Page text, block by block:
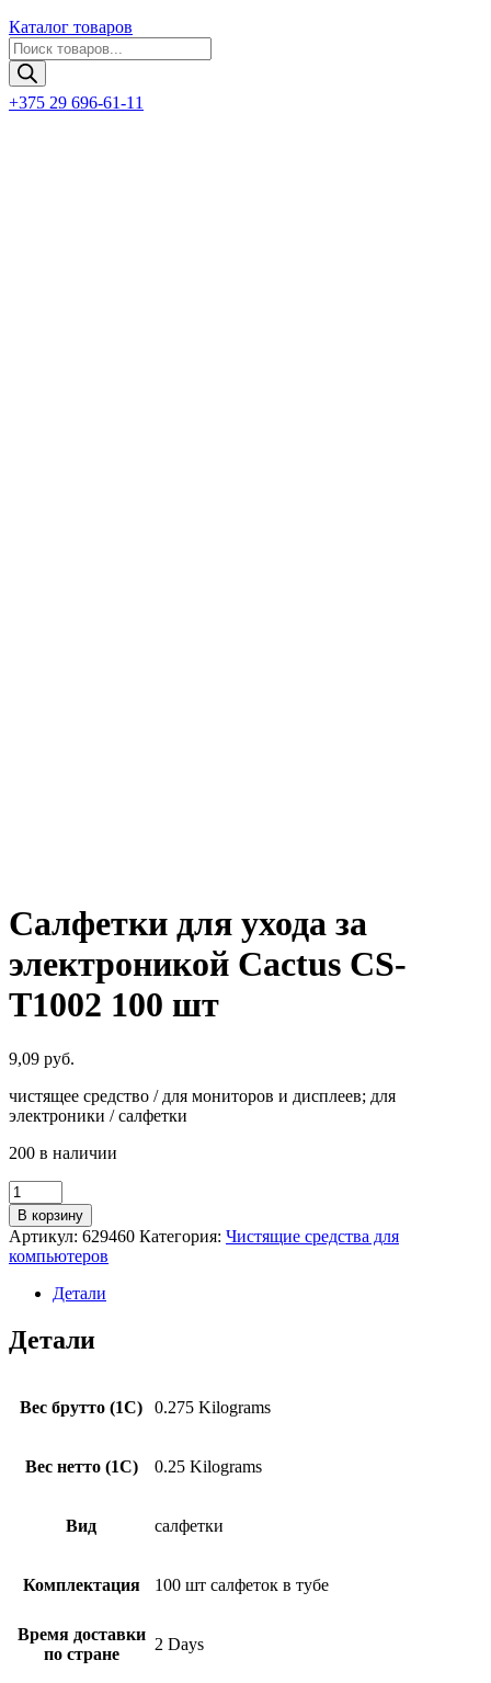
Каталог товаров
Поиск
товаров
+375 29 696-61-11
Салфетки для ухода за
электроникой Cactus CS-
T1002 100 шт
9,09 руб.
чистящее средство / для мониторов и дисплеев; для
электроники / салфетки
200 в наличии
Количество
товара
Салфетки
для
ухода
электроникой
Cactus
CS-
шт
В корзину
Артикул: 629460 Категория: Чистящие средства для
компьютеров
Детали
Детали
Вес брутто (1С) 0.275 Kilograms
Вес нетто (1С) 0.25 Kilograms
Вид салфетки
Комплектация 100 шт салфеток в тубе
Время доставки
по стране
2 Days